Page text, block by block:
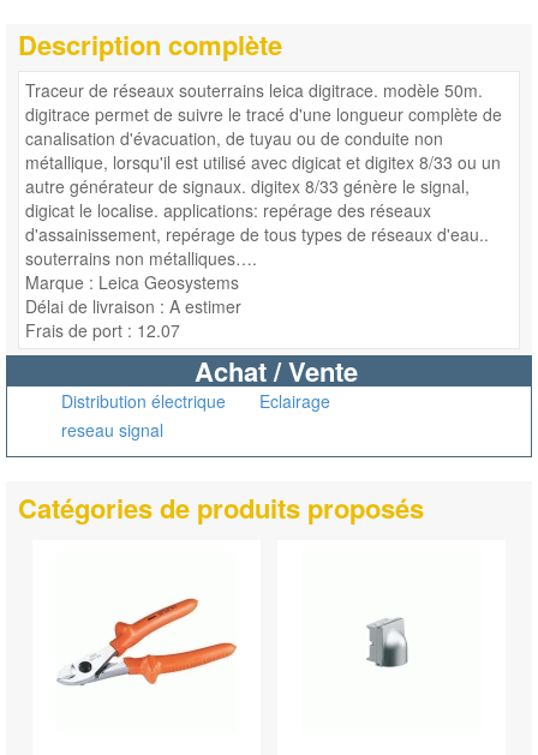
Description complète
Traceur de réseaux souterrains leica digitrace. modèle 50m.
digitrace permet de suivre le tracé d'une longueur complète de
canalisation d'évacuation, de tuyau ou de conduite non
métallique, lorsqu'il est utilisé avec digicat et digitex 8/33 ou un
autre générateur de signaux. digitex 8/33 génère le signal,
digicat le localise. applications: repérage des réseaux
d'assainissement, repérage de tous types de réseaux d'eau..
souterrains non métalliques….
Marque : Leica Geosystems
Délai de livraison : A estimer
Frais de port : 12.07
Achat / Vente
Distribution électrique
Eclairage
reseau signal
Catégories de produits proposés